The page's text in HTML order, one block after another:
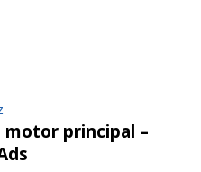
motor principal –